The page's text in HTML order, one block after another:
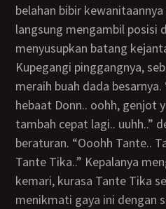
belahan bibir
langsung mengambil posisi
menyusupkan batang
Kupegangi pinggangnya, sebelah lagi tanganku
meraih buah dada
hebaat Donn.. oohh, genjot
tambah cepat lagi.. uuhh..”
beraturan. “Ooohh Tante..
Tante Tika..” Kepalanya
kemari, kurasa Tante Tika
menikmati gaya ini dengan